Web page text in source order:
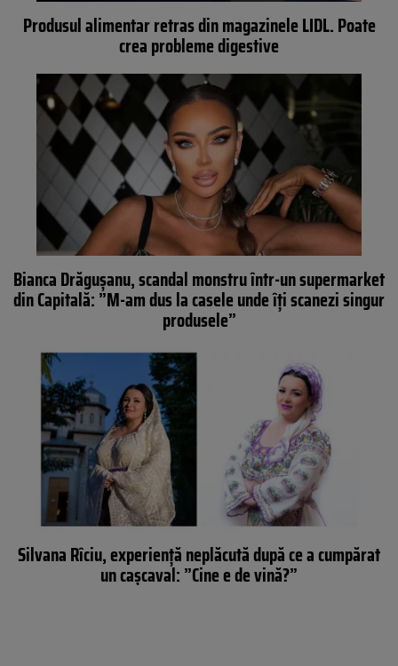
Produsul alimentar retras din magazinele LIDL. Poate
crea probleme digestive
Bianca Drăgușanu, scandal monstru într-un supermarket
din Capitală: ”M-am dus la casele unde îți scanezi singur
produsele”
Silvana Rîciu, experiență neplăcută după ce a cumpărat
un cașcaval: ”Cine e de vină?”